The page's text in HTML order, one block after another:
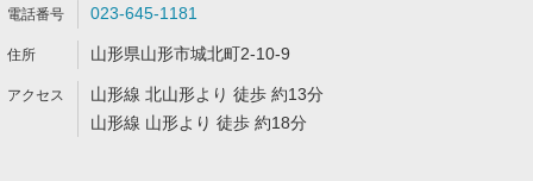
023-645-1181
山形県山形市城北町2-10-9
山形線 北山形より 徒歩 約13分
山形線 山形より 徒歩 約18分